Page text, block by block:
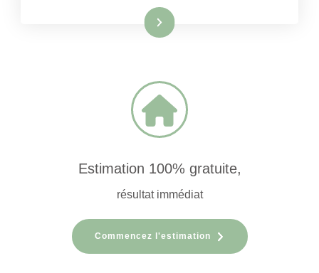
Lire la suite
Estimation 100% gratuite,
résultat immédiat
Commencez l'estimation